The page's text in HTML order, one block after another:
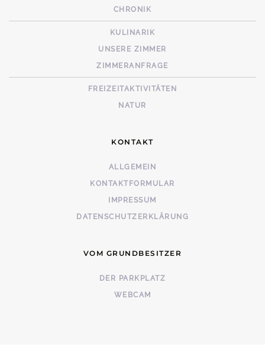
CHRONIK
KULINARIK
UNSERE ZIMMER
ZIMMERANFRAGE
FREIZEITAKTIVITÄTEN
NATUR
KONTAKT
ALLGEMEIN
KONTAKTFORMULAR
IMPRESSUM
DATENSCHUTZERKLÄRUNG
VOM GRUNDBESITZER
DER PARKPLATZ
WEBCAM